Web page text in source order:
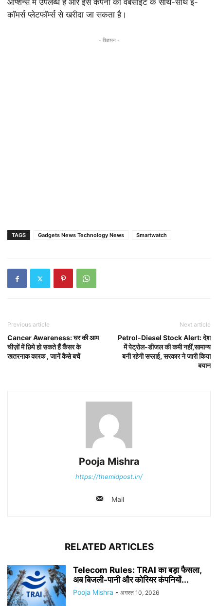
ऑप्शन्स में उपलब्ध है और इसे कंपनी की वेबसाइट के साथ-साथ ई-
कॉमर्स प्लेटफॉर्म्स से खरीदा जा सकता है।
- विज्ञापन -
TAGS Gadgets News Technology News Smartwatch
Previous article
Cancer Awareness: घर की आम
चीज़ों में छिपे हो सकते हैं कैंसर के
खतरनाक कारक , जानें कैसे बचें
Next article
Petrol-Diesel Stock Alert: देश
में पेट्रोल-डीजल की कमी नहीं,सामान्य
बनी रहेगी सप्लाई, सरकार ने जारी किया
बयान
Pooja Mishra
https://themidpost.in/
Mail
RELATED ARTICLES
Telecom Rules: TRAI का बड़ा फैसला,
अब बिजली-पानी और कोरियर कंपनियों...
Pooja Mishra - अगस्त 10, 2026